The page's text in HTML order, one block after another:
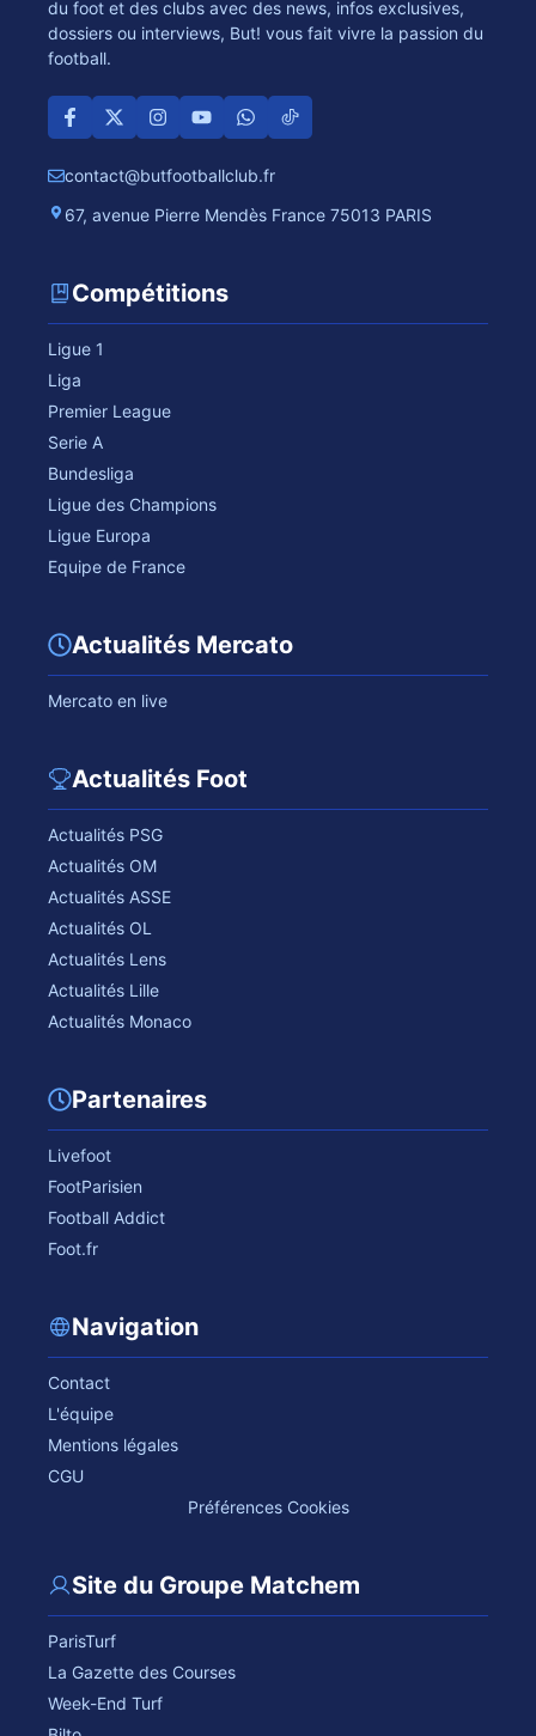
du foot et des clubs avec des news, infos exclusives,
dossiers ou interviews, But! vous fait vivre la passion du
football.
contact@butfootballclub.fr
67, avenue Pierre Mendès France 75013 PARIS
Compétitions
Ligue 1
Liga
Premier League
Serie A
Bundesliga
Ligue des Champions
Ligue Europa
Equipe de France
Actualités Mercato
Mercato en live
Actualités Foot
Actualités PSG
Actualités OM
Actualités ASSE
Actualités OL
Actualités Lens
Actualités Lille
Actualités Monaco
Partenaires
Livefoot
FootParisien
Football Addict
Foot.fr
Navigation
Contact
L'équipe
Mentions légales
CGU
Préférences Cookies
Site du Groupe Matchem
ParisTurf
La Gazette des Courses
Week-End Turf